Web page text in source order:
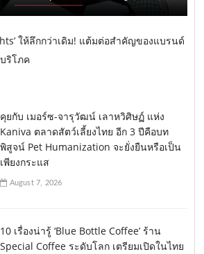
ให้ลึกกว่าเดิม! แต้มต่อสำคัญของแบรนด์
ริโภค
คุยกับ เมอร์ซ-จารุวัฒน์ เลาหวิศิษฏ์ แห่ง
Kaniva ตลาดสัตว์เลี้ยงไทย อีก 3 ปีคือบท
พิสูจน์ Pet Humanization จะยั่งยืนหรือเป็น
เพียงกระแส
August 7, 2026
10 เรื่องน่ารู้ ‘Blue Bottle Coffee’ ร้าน
Special Coffee ระดับโลก เตรียมเปิดในไทย